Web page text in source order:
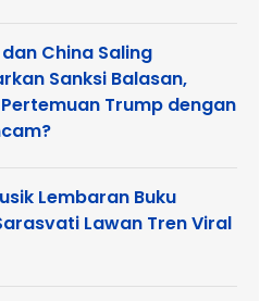
China Saling
Sanksi Balasan,
Trump dengan
Lembaran Buku
Lawan Tren Viral